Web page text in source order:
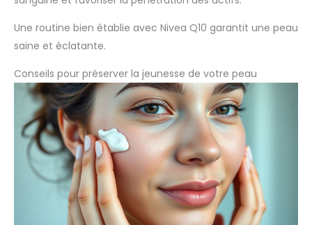
Une routine bien établie avec Nivea Q10 garantit une peau
saine et éclatante.
Conseils pour préserver la jeunesse de votre peau